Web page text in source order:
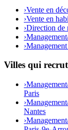
›Vente en
›Vente en
›Direction de
›
›
Villes qui
›
Paris
›
Nantes
›